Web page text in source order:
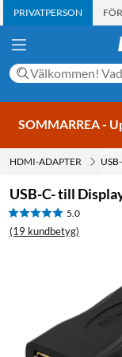
PRIVATPERSON
SOMMARREA -
HDMI-ADAPTER
USB-C- till
5.0
(19 kundbetyg)